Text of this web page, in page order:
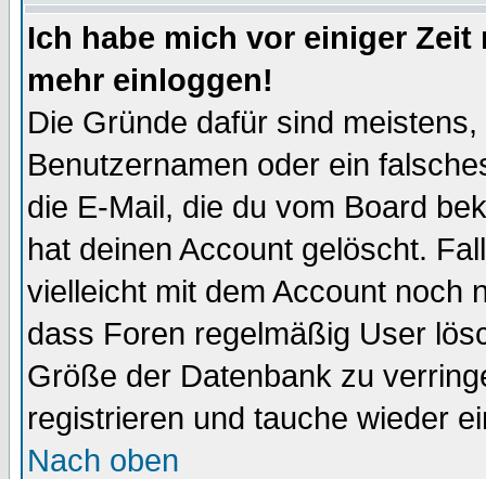
Ich habe mich vor einiger
mehr einloggen!
Die Gründe dafür sind
Benutzernamen oder ein
die E-Mail, die du vom Board
hat deinen Account gelöscht.
vielleicht mit dem Account noch
dass Foren regelmäßig User
Größe der Datenbank zu
registrieren und tauche wieder
Nach oben